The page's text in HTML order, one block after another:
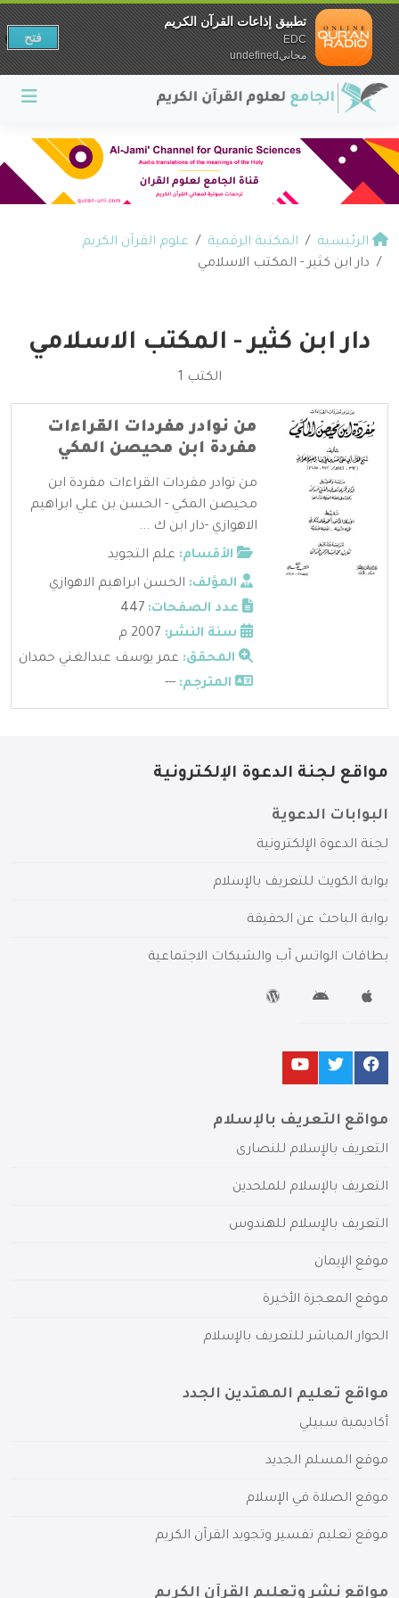
الرئيسية المكتبة الرقمية
علوم القرآن الكريم
دار ابن كثير - المكتب الاسلامي
دار ابن كثير - المكتب الاسلامي
الكتب 1
من نوادر مفردات القراءات
مفردة ابن محيصن المكي
من نوادر مفردات القراءات مفردة ابن
محيصن المكي - الحسن بن علي ابراهيم
الاهوازي -دار ابن ك ...
الأقسام: علم التجويد
المؤلف: الحسن ابراهيم الاهوازي
عدد الصفحات:
سنة النشر:
المحقق: عمر يوسف عبدالغني حمدان
المترجم: ---
مواقع لجنة الدعوة الإلكترونية
البوابات الدعوية
لجنة الدعوة الإلكترونية
بوابة الكويت للتعريف بالإسلام
بوابة الباحث عن الحقيقة
بطاقات الواتس آب والشبكات الاجتماعية
مواقع التعريف بالإسلام
التعريف بالإسلام للنصارى
التعريف بالإسلام للملحدين
التعريف بالإسلام للهندوس
موقع الإيمان
موقع المعجزة الأخيرة
الحوار المباشر للتعريف بالإسلام
مواقع تعليم المهتدين الجدد
أكاديمية سبيلي
موقع المسلم الجديد
موقع الصلاة في الإسلام
موقع تعليم تفسير وتجويد القرآن الكريم
مواقع نشر وتعليم القرآن الكريم
تطبيق إذاعات القرآن الكريم
EDC
مجانيundefined
فتح